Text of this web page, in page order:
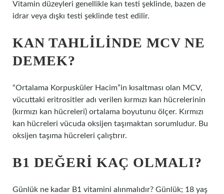
Vitamin düzeyleri genellikle kan testi şeklinde, bazen de
idrar veya dışkı testi şeklinde test edilir.
KAN TAHLILINDE MCV NE
DEMEK?
“Ortalama Korpusküler Hacim”in kısaltması olan MCV,
vücuttaki eritrositler adı verilen kırmızı kan hücrelerinin
(kırmızı kan hücreleri) ortalama boyutunu ölçer. Kırmızı
kan hücreleri vücuda oksijen taşımaktan sorumludur. Bu
oksijen taşıma hücreleri çalıştırır.
B1 DEĞERI KAÇ OLMALI?
Günlük ne kadar B1 vitamini alınmalıdır? Günlük; 18 yaş